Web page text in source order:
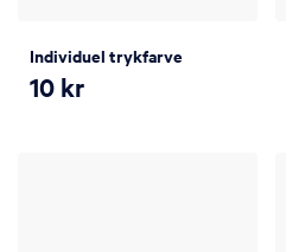
Individuel trykfarve
10 kr